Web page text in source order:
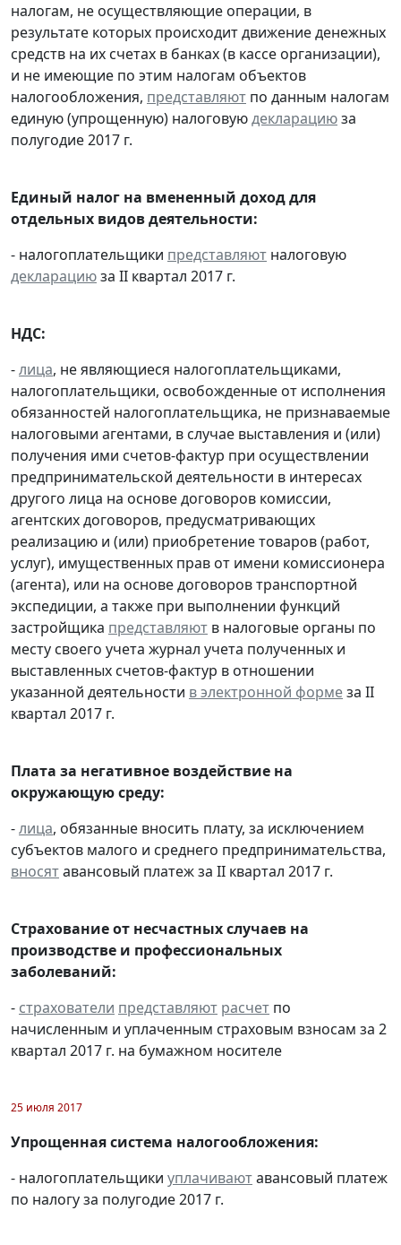
налогам, не осуществляющие операции, в
результате которых происходит движение денежных
средств на их счетах в банках (в кассе организации),
и не имеющие по этим налогам объектов
налогообложения, представляют по данным налогам
единую (упрощенную) налоговуюдекларациюза
полугодие 2017 г.
Единый налог на вмененный доход для
отдельных видов деятельности:
- налогоплательщики представляют налоговую
декларациюза II квартал 2017 г.
НДС:
-лица, не являющиеся налогоплательщиками,
налогоплательщики, освобожденные от исполнения
обязанностей налогоплательщика, не признаваемые
налоговыми агентами, в случае выставления и (или)
получения ими счетов-фактур при осуществлении
предпринимательской деятельности в интересах
другого лица на основе договоров комиссии,
агентских договоров, предусматривающих
реализацию и (или) приобретение товаров (работ,
услуг), имущественных прав от имени комиссионера
(агента), или на основе договоров транспортной
экспедиции, а также при выполнении функций
застройщика представляют в налоговые органы по
месту своего учета журнал учета полученных и
выставленных счетов-фактур в отношении
указанной деятельности в электронной формеза II
квартал 2017 г.
Плата за негативное воздействие на
окружающую среду:
-лица, обязанные вносить плату, за исключением
субъектов малого и среднего предпринимательства,
вносятавансовый платеж за II квартал 2017 г.
Страхование от несчастных случаев на
производстве и профессиональных
заболеваний:
- страхователи представляют расчет по
начисленным и уплаченным страховым взносам за 2
квартал 2017 г. на бумажном носителе
25 июля 2017
Упрощенная система налогообложения:
- налогоплательщики уплачиваютавансовый платеж
по налогу за полугодие 2017 г.